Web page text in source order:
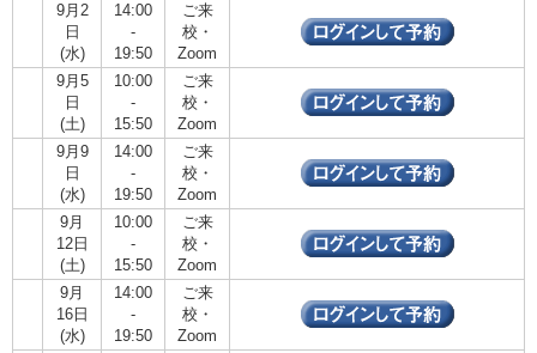
9月2
日
(水)
14:00
-
19:50
ご来
校・
Zoom
9月5
日
(土)
10:00
-
15:50
ご来
校・
Zoom
9月9
日
(水)
14:00
-
19:50
ご来
校・
Zoom
9月
12日
(土)
10:00
-
15:50
ご来
校・
Zoom
9月
16日
(水)
14:00
-
19:50
ご来
校・
Zoom